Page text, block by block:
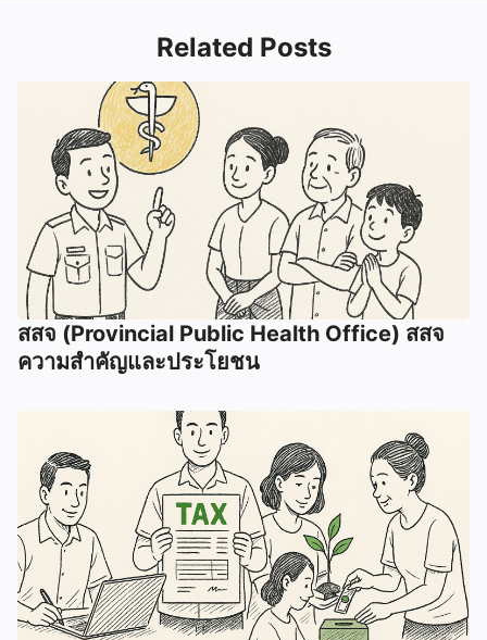
Related Posts
สสจ (Provincial Public Health Office) สสจ
ความสำคัญและประโยชน